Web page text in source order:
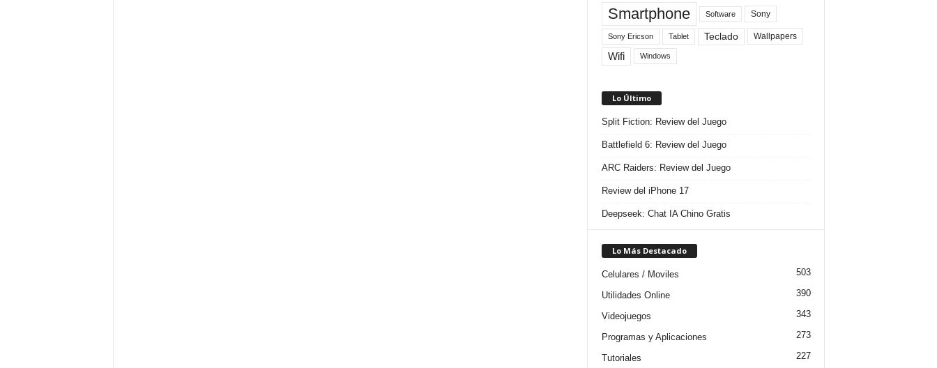
Smartphone Software Sony
Sony Ericson Tablet Teclado Wallpapers
Wifi Windows
Lo Último
Split Fiction: Review del Juego
Battlefield 6: Review del Juego
ARC Raiders: Review del Juego
Review del iPhone 17
Deepseek: Chat IA Chino Gratis
Lo Más Destacado
Celulares / Moviles 503
Utilidades Online 390
Videojuegos 343
Programas y Aplicaciones 273
Tutoriales 227